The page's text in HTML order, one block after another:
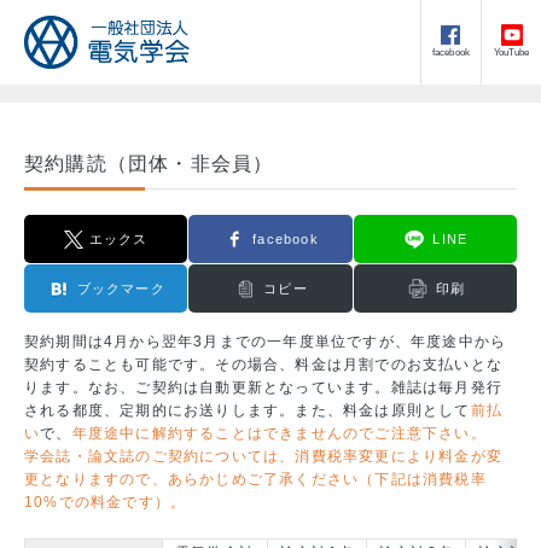
facebook YouTube
契約購読（団体・非会員）
エックス facebook LINE
ブックマーク コピー 印刷
契約期間は4月から翌年3月までの一年度単位ですが、年度途中から
契約することも可能です。その場合、料金は月割でのお支払いとな
ります。なお、ご契約は自動更新となっています。雑誌は毎月発行
される都度、定期的にお送りします。また、料金は原則として 前払
いで、 年度途中に解約することはできませんのでご注意下さい。
学会誌・論文誌のご契約については、消費税率変更により料金が変
更となりますので、あらかじめご了承ください（下記は消費税率
10%での料金です）。